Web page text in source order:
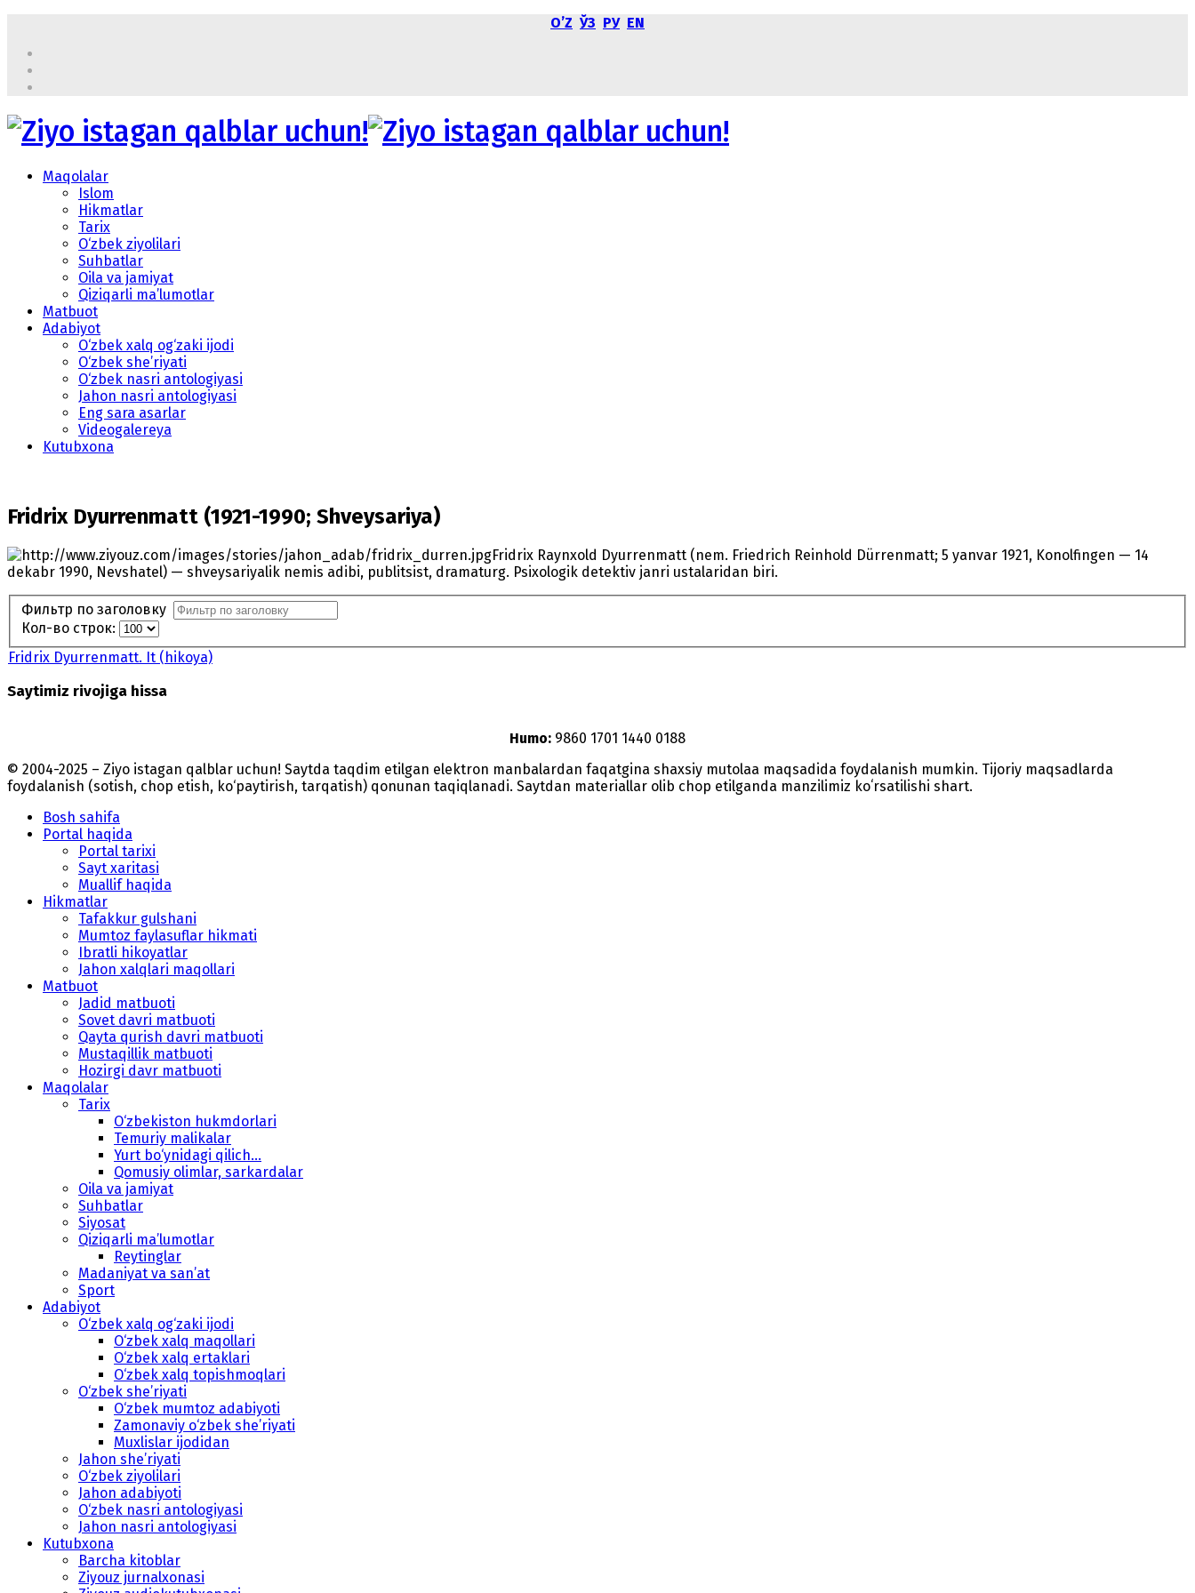
OʼZ ЎЗ РУ EN
Maqolalar
Islom
Hikmatlar
Tarix
O‘zbek ziyolilari
Suhbatlar
Oila va jamiyat
Qiziqarli ma’lumotlar
Matbuot
Adabiyot
O‘zbek xalq og‘zaki ijodi
O‘zbek she’riyati
O‘zbek nasri antologiyasi
Jahon nasri antologiyasi
Eng sara asarlar
Videogalereya
Kutubxona
Fridrix Dyurrenmatt (1921-1990; Shveysariya)
Fridrix Raynxold Dyurrenmatt (nem. Friedrich Reinhold Dürrenmatt; 5 yanvar 1921, Konolfingen — 14
dekabr 1990, Nevshatel) — shveysariyalik nemis adibi, publitsist, dramaturg. Psixologik detektiv janri ustalaridan biri.
Фильтр по заголовку
Кол-во строк:
Fridrix Dyurrenmatt. It (hikoya)
Saytimiz rivojiga hissa
Humo: 9860 1701 1440 0188
© 2004-2025 – Ziyo istagan qalblar uchun! Saytda taqdim etilgan elektron manbalardan faqatgina shaxsiy mutolaa maqsadida foydalanish mumkin. Tijoriy maqsadlarda
foydalanish (sotish, chop etish, ko‘paytirish, tarqatish) qonunan taqiqlanadi. Saytdan materiallar olib chop etilganda manzilimiz koʻrsatilishi shart.
Bosh sahifa
Portal haqida
Portal tarixi
Sayt xaritasi
Muallif haqida
Hikmatlar
Tafakkur gulshani
Mumtoz faylasuflar hikmati
Ibratli hikoyatlar
Jahon xalqlari maqollari
Matbuot
Jadid matbuoti
Sovet davri matbuoti
Qayta qurish davri matbuoti
Mustaqillik matbuoti
Hozirgi davr matbuoti
Maqolalar
Tarix
O‘zbekiston hukmdorlari
Temuriy malikalar
Yurt bo‘ynidagi qilich...
Qomusiy olimlar, sarkardalar
Oila va jamiyat
Suhbatlar
Siyosat
Qiziqarli ma’lumotlar
Reytinglar
Madaniyat va san’at
Sport
Adabiyot
O‘zbek xalq og‘zaki ijodi
O‘zbek xalq maqollari
O‘zbek xalq ertaklari
O‘zbek xalq topishmoqlari
O‘zbek she’riyati
O‘zbek mumtoz adabiyoti
Zamonaviy o‘zbek she’riyati
Muxlislar ijodidan
Jahon she’riyati
O‘zbek ziyolilari
Jahon adabiyoti
O‘zbek nasri antologiyasi
Jahon nasri antologiyasi
Kutubxona
Barcha kitoblar
Ziyouz jurnalxonasi